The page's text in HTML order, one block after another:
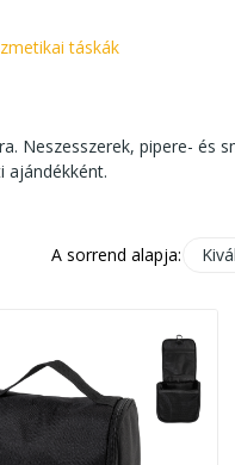
táskák
Neszesszerek, pipere- és
ajándékként.
A sorrend alapja: